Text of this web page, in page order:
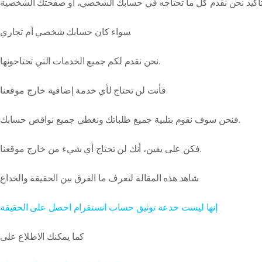
سواء كان حسابك شخصي أم تجاري.
نحن نقدم لكم جميع الخدمات التي تحتاجونها.
فأنت لن تحتاج لأي خدمة إضافية خارج موقعنا.
فنحن سوف نقوم بتلبية جميع طلباتك ونغطي جميع نواقص حسابك.
فكن على يقين، أنك لن تحتاج أي شيء من خارج موقعنا.
شاهد هذه المقالة لتعرف ما الفرق بين الحقيقة والخداع
إنها ليست خدعة توثيق حساب انستقرام احصل على الحقيقة
كما يمكنك الاطلاع على